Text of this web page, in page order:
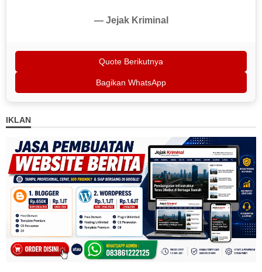
— Jejak Kriminal
Quote Berikutnya
Bagikan WhatsApp
IKLAN